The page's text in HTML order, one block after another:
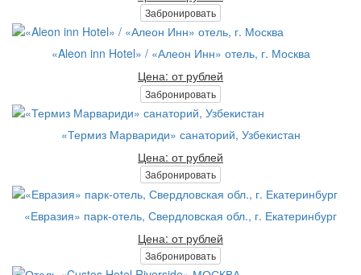
Забронировать
«Aleon inn Hotel» / «Алеон Инн» отель, г. Москва
Цена: от рублей
Забронировать
«Термиз Марвариди» санаторий, Узбекистан
Цена: от рублей
Забронировать
«Евразия» парк-отель, Свердловская обл., г. Екатеринбург
Цена: от рублей
Забронировать